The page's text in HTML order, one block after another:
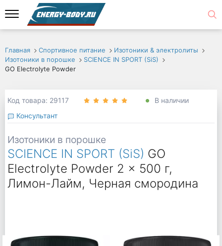
Главная Спортивное питание
Изотоники & электролиты
Изотоники в порошке
SCIENCE IN SPORT (SiS)
GO Electrolyte Powder
Код товара: 29117
В наличии
Консультант
Изотоники в порошке
SCIENCE IN SPORT (SiS) GO
Electrolyte Powder 2 x 500 г,
Лимон-Лайм, Черная смородина